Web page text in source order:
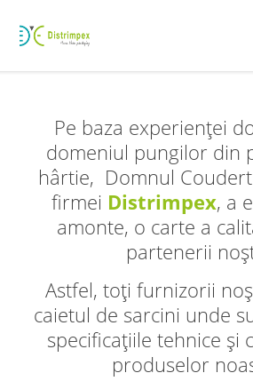
Pe baza experienței
domeniul pungilor din
hârtie, Domnul
firmei Distrimpex, a
amonte, o carte a
partenerii
Astfel, toţi furnizorii
caietul de sarcini unde
specificațiile tehnice și
produselor